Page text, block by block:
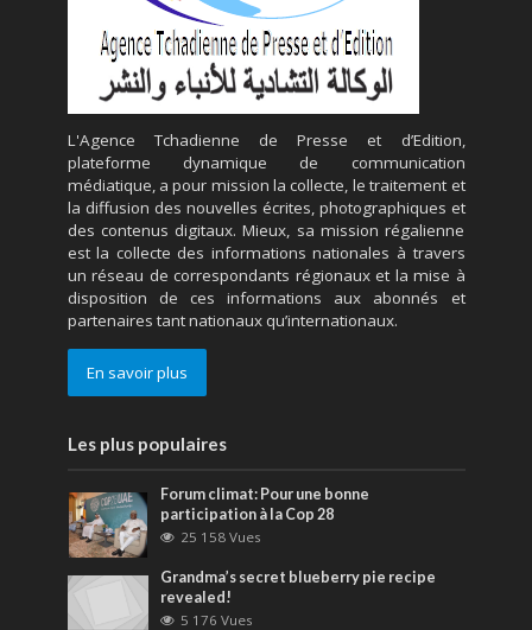
L'Agence Tchadienne de Presse et d’Edition,
plateforme dynamique de communication
médiatique, a pour mission la collecte, le traitement et
la diffusion des nouvelles écrites, photographiques et
des contenus digitaux. Mieux, sa mission régalienne
est la collecte des informations nationales à travers
un réseau de correspondants régionaux et la mise à
disposition de ces informations aux abonnés et
partenaires tant nationaux qu’internationaux.
En savoir plus
Les plus populaires
Forum climat: Pour une bonne
participation à la Cop 28
25 158 Vues
Grandma’s secret blueberry pie recipe
revealed!
5 176 Vues